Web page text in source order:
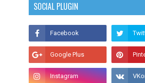
SOCIAL PLUGIN